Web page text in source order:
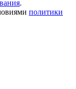
.
политики